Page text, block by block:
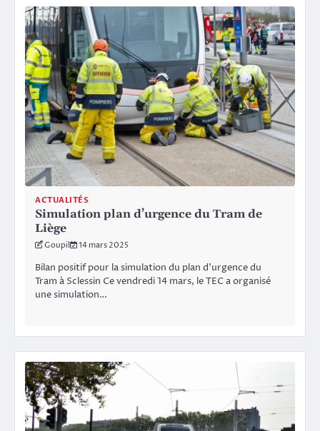
ACTUALITÉS
Simulation plan d’urgence du Tram de
Liège
Goupil 14 mars 2025
Bilan positif pour la simulation du plan d’urgence du
Tram à Sclessin Ce vendredi 14 mars, le TEC a organisé
une simulation…